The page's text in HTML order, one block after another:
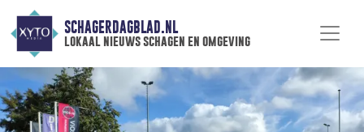
SCHAGERDAGBLAD.NL
lokaal nieuws schagen en omgeving